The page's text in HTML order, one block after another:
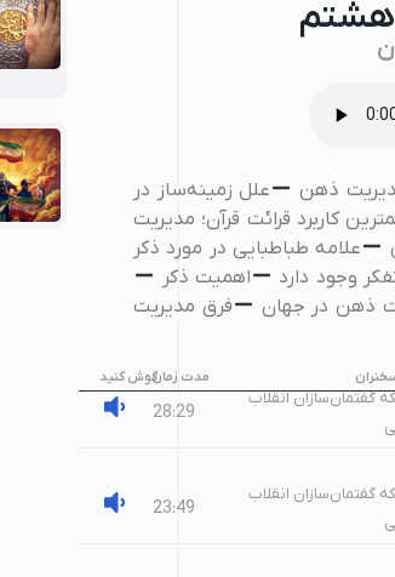
هشتم
ذهن
علل زمینه‌ساز در
کاربرد قرائت قرآن؛ مدیریت
علامه طباطبایی در مورد ذکر
وجود دارد
اهمیت ذکر
ذهن در جهان
فرق مدیریت
مدت زمانگوش کنید
گفتمان‌سازان انقلاب
28:29
گفتمان‌سازان انقلاب
23:49